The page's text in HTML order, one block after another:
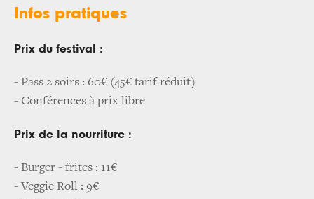
Infos pratiques
Prix du festival :
- Pass 2 soirs : 60€ (45€ tarif réduit)
- Conférences à prix libre
Prix de la nourriture :
- Burger - frites : 11€
- Veggie Roll : 9€